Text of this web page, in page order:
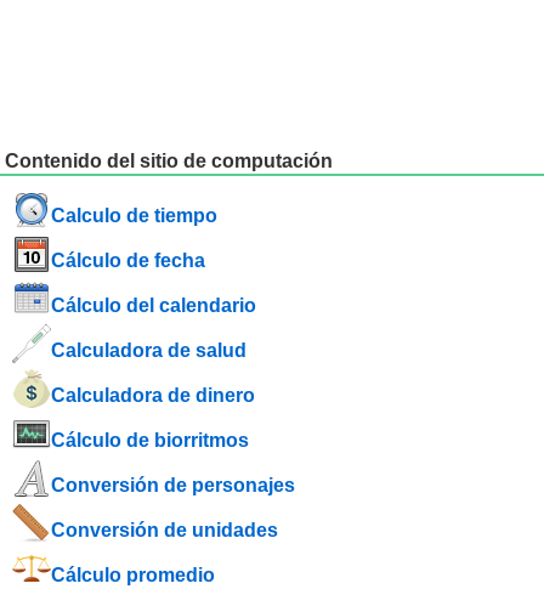
Contenido del sitio de computación
Calculo de tiempo
Cálculo de fecha
Cálculo del calendario
Calculadora de salud
Calculadora de dinero
Cálculo de biorritmos
Conversión de personajes
Conversión de unidades
Cálculo promedio